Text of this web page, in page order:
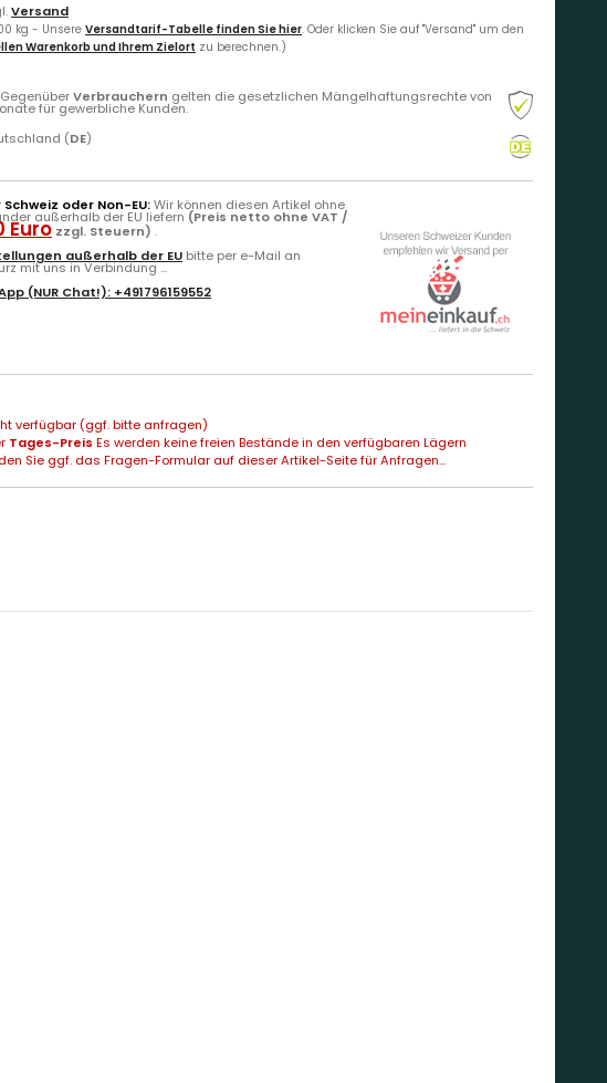
Versand
kg - UnsereVersandtarif-Tabelle finden Sie hier. Oder klicken Sie auf "Versand" um den
Warenkorb und Ihrem Zielort zu berechnen.)
Verbrauchern gelten die gesetzlichen Mängelhaftungsrechte von
für gewerbliche Kunden.
(DE)
oder Non-EU:Wir können diesen Artikel ohne
außerhalb der EU liefern (Preis netto ohne VAT /
Euro zzgl. Steuern) .
außerhalb der EU bitte per e-Mail an
mit uns in Verbindung ...
(NUR Chat!): +491796159552
verfügbar (ggf. bitte anfragen)
Tages-Preis Es werden keine freien Bestände in den verfügbaren Lägern
Sie ggf. das Fragen-Formular auf dieser Artikel-Seite für Anfragen...